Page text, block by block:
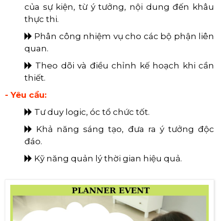
của sự kiện, từ ý tưởng, nội dung đến khâu
thực thi.
Phân công nhiệm vụ cho các bộ phận liên
quan.
Theo dõi và điều chỉnh kế hoạch khi cần
thiết.
- Yêu cầu:
Tư duy logic, óc tổ chức tốt.
Khả năng sáng tạo, đưa ra ý tưởng độc
đáo.
Kỹ năng quản lý thời gian hiệu quả.